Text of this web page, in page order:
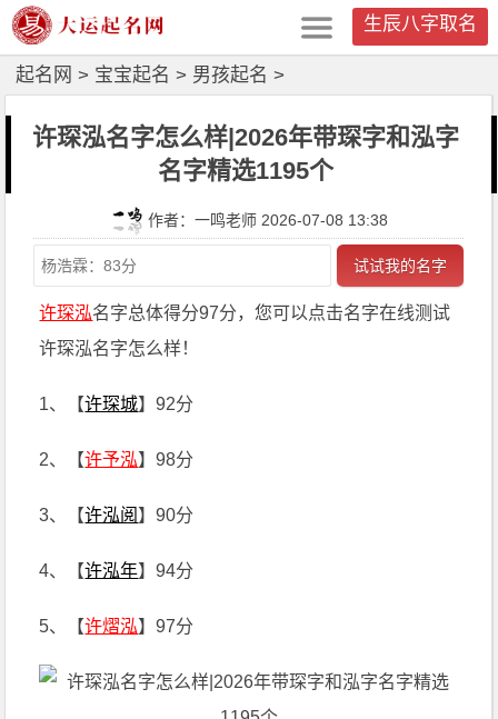
生辰八字取名
起名网 > 宝宝起名 > 男孩起名 >
许琛泓名字怎么样|2026年带琛字和泓字
名字精选1195个
作者：一鸣老师 2026-07-08 13:38
试试我的名字
许琛泓名字总体得分97分，您可以点击名字在线测试
许琛泓名字怎么样！
1、【许琛城】92分
2、【许予泓】98分
3、【许泓阅 】90分
4、【许泓年】94分
5、【许熠泓】97分